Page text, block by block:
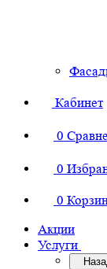
Кабинет
0
0
0
Акции
Услуги